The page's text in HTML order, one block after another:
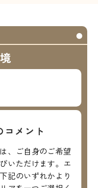
コメント
、ご自身のご希望
いただけます。エ
記のいずれかより